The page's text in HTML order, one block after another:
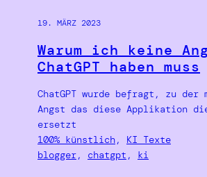
19. MÄRZ 2023
Warum ich keine
ChatGPT haben muss
ChatGPT wurde befragt, zu der
Angst das diese Applikation
ersetzt
100% künstlich, KI Texte
blogger, chatgpt , ki